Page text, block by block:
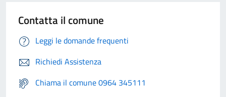
Contatta il comune
Leggi le domande frequenti
Richiedi Assistenza
Chiama il comune 0964 345111